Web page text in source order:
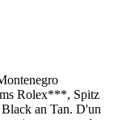
Rolex***, Spitz
an Tan. D'un